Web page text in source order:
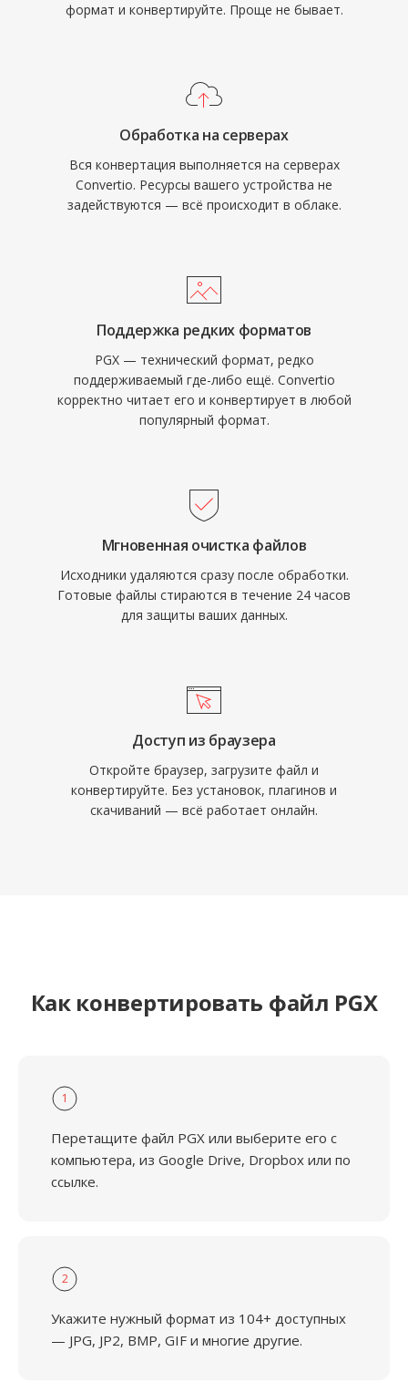
формат и конвертируйте. Проще не бывает.
Обработка на серверах
Вся конвертация выполняется на серверах
Convertio. Ресурсы вашего устройства не
задействуются — всё происходит в облаке.
Поддержка редких форматов
PGX — технический формат, редко
поддерживаемый где-либо ещё. Convertio
корректно читает его и конвертирует в любой
популярный формат.
Мгновенная очистка файлов
Исходники удаляются сразу после обработки.
Готовые файлы стираются в течение 24 часов
для защиты ваших данных.
Доступ из браузера
Откройте браузер, загрузите файл и
конвертируйте. Без установок, плагинов и
скачиваний — всё работает онлайн.
Как конвертировать файл PGX
1
Перетащите файл PGX или выберите его с
компьютера, из Google Drive, Dropbox или по
ссылке.
2
Укажите нужный формат из 104+ доступных
— JPG, JP2, BMP, GIF и многие другие.